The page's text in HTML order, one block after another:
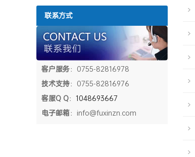
联系方式
客户服务：0755-82816978
技术支持：0755-82816976
客服Q Q： 1048693667
电子邮箱：info@fuxinzn.com